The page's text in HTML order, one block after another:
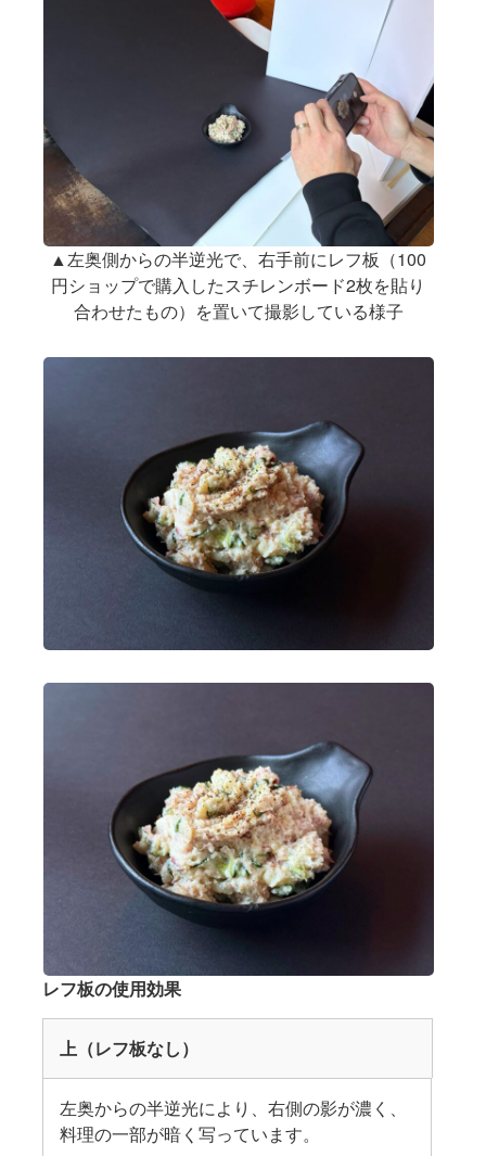
▲左奥側からの半逆光で、右手前にレフ板（100
円ショップで購入したスチレンボード2枚を貼り
合わせたもの）を置いて撮影している様子
レフ板の使用効果
上（レフ板なし）
左奥からの半逆光により、右側の影が濃く、
料理の一部が暗く写っています。